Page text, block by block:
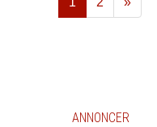
Næste
ANNONCER